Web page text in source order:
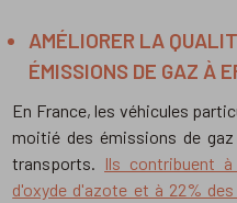
AMÉLIORER LA
ÉMISSIONS DE GAZ À
En France, les véhicules
moitié des émissions de
transports.
Ils contribuent
d'oxyde d'azote et à 22%